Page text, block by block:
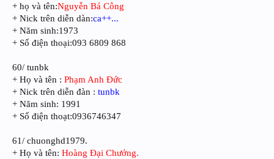
+ họ và tên:Nguyễn Bá Công
+ Nick trên diễn dàn:ca++...
+ Năm sinh:1973
+ Số điện thoại:093 6809 868
60/ tunbk
+ Họ và tên : Phạm Anh Đức
+ Nick trên diễn đàn : tunbk
+ Năm sinh: 1991
+ Số điện thoạt:0936746347
61/ chuonghd1979.
+ Họ và tên: Hoàng Đại Chưởng.